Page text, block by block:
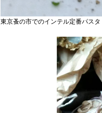
東京蚤の市でのインテル定番パスタ